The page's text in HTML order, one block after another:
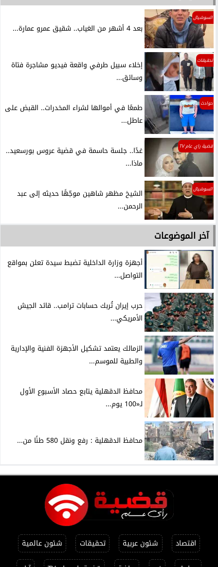
السوشيال
بعد 4 أشهر من الغياب.. شقيق عمرو عمارة...
تحقيقات
إخلاء سبيل طرفي واقعة فيديو مشاجرة فتاة
وسائق...
حوادث
طمعًا في أموالها لشراء المخدرات.. القبض على
عاطل...
قضية راي عام TV
غدًا.. جلسة حاسمة في قضية عروس بورسعيد..
ماذا...
السوشيال
الشيخ مظهر شاهين موجّهًا حديثه إلى عبد
الرحمن...
آخر الموضوعات
أجهزة وزارة الداخلية تضبط سيدة تعلن بمواقع
التواصل...
حرب إيران تُربك حسابات ترامب.. قائد الجيش
الأمريكي...
الزمالك يعتمد تشكيل الأجهزة الفنية والإدارية
والطبية للموسم...
محافظ الدقهلية يتابع حصاد الأسبوع الأول
لـ«100 يوم...
محافظ الدقهلية : رفع ونقل 580 طنًا من...
اقتصاد شئون عربية تحقيقات
شئون عالمية